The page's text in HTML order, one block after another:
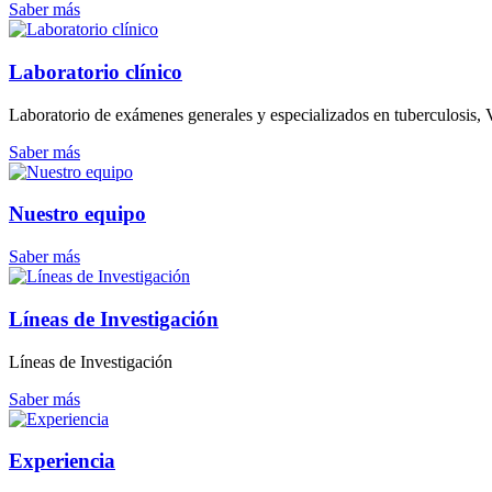
Saber más
Laboratorio clínico
Laboratorio de exámenes generales y especializados en tuberculosis,
Saber más
Nuestro equipo
Saber más
Líneas de Investigación
Líneas de Investigación
Saber más
Experiencia